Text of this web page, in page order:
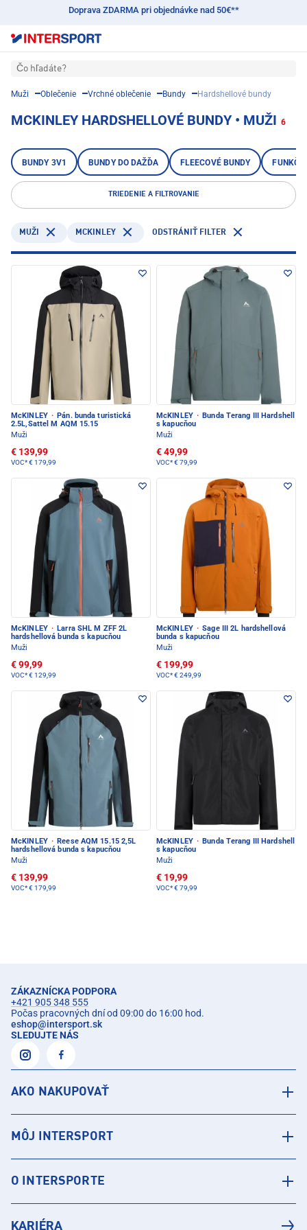
Doprava ZDARMA pri objednávke nad 50€**
Čo hľadáte?
Muži Oblečenie Vrchné oblečenie Bundy Hardshellové bundy
MCKINLEY HARDSHELLOVÉ BUNDY • MUŽI 6
BUNDY 3V1 BUNDY DO DAŽĎA FLEECOVÉ BUNDY
TRIEDENIE A FILTROVANIE
MUŽI MCKINLEY ODSTRÁNIŤ FILTER
McKINLEY · Pán. bunda turistická
2.5L,Sattel M AQM 15.15
Muži
€ 139,99
VOC*€ 179,99
McKINLEY · Bunda Terang III Hardshell
s kapucňou
Muži
€ 49,99
VOC*€ 79,99
McKINLEY · Larra SHL M ZFF 2L
hardshellová bunda s kapucňou
Muži
€ 99,99
VOC*€ 129,99
McKINLEY · Sage III 2L hardshellová
bunda s kapucňou
Muži
€ 199,99
VOC*€ 249,99
McKINLEY · Reese AQM 15.15 2,5L
hardshellová bunda s kapucňou
Muži
€ 139,99
VOC*€ 179,99
McKINLEY · Bunda Terang III Hardshell
s kapucňou
Muži
€ 19,99
VOC*€ 79,99
ZÁKAZNÍCKA PODPORA
+421 905 348 555
Počas pracovných dní od 09:00 do 16:00 hod.
eshop@intersport.sk
SLEDUJTE NÁS
AKO NAKUPOVAŤ
MÔJ INTERSPORT
O INTERSPORTE
KARIÉRA